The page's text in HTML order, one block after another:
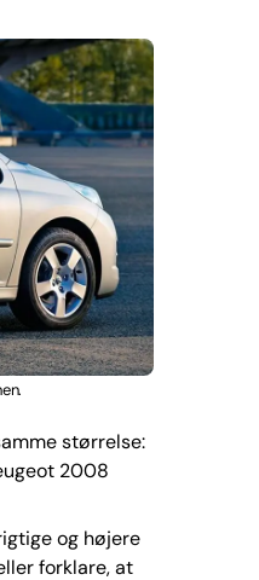
størrelse:
2008
og højere
forklare, at